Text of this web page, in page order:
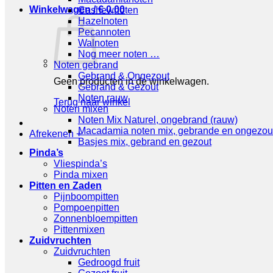
Winkelwagen /€0,00
Geen producten in de winkelwagen.
Terug naar winkel
Afrekenen +
Cashewnoten
Hazelnoten
Pecannoten
Walnoten
Nog meer noten …
Noten gebrand
Gebrand & Ongezout
Gebrand & Gezout
Noten rauw
Noten mixen
Noten Mix Naturel, ongebrand (rauw)
Macadamia noten mix, gebrande en
Basjes mix, gebrand en gezout
Pinda’s
Vliespinda’s
Pinda mixen
Pitten en Zaden
Pijnboompitten
Pompoenpitten
Zonnenbloempitten
Pittenmixen
Zuidvruchten
Zuidvruchten
Gedroogd fruit